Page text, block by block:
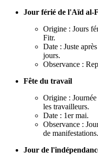
Jour férié de l'Aïd al-
Origine : Jours
Fitr.
Date : Juste
jours.
Observance :
Fête du travail
Origine :
les travailleurs.
Date : 1er mai.
Observance :
de manifestations.
Jour de